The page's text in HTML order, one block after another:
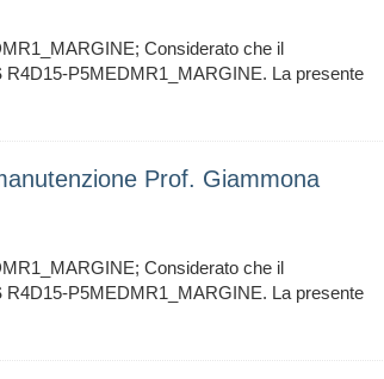
Considerato che il
R4D15-P5MEDMR1_MARGINE. La presente
Prof. Giammona
Considerato che il
R4D15-P5MEDMR1_MARGINE. La presente